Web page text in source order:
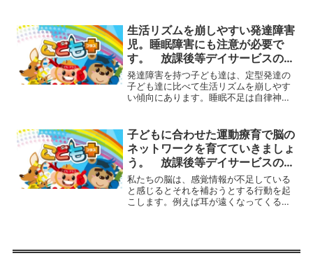
きないように環境調整などを行なうこ
と、そして次にその行動をし...
生活リズムを崩しやすい発達障害
児。睡眠障害にも注意が必要で
す。 放課後等デイサービスの運
動療育プログラム
発達障害を持つ子ども達は、定型発達の
子ども達に比べて生活リズムを崩しやす
い傾向にあります。睡眠不足は自律神経
とも大切です。こどもプラスの放課後等
デイサービスで提供する運...
子どもに合わせた運動療育で脳の
ネットワークを育てていきましょ
う。 放課後等デイサービスの運
動療育プログラム
私たちの脳は、感覚情報が不足している
と感じるとそれを補おうとする行動を起
こします。例えば耳が遠くなってくると